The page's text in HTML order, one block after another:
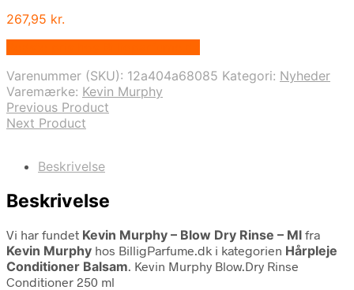
267,95 kr.
Varenummer (SKU): 12a404a68085 Kategori: Nyheder
Varemærke: Kevin Murphy
Previous Product
Next Product
Beskrivelse
Beskrivelse
Vi har fundet Kevin Murphy – Blow Dry Rinse – Ml fra
Kevin Murphy hos BilligParfume.dk i kategorien Hårpleje
Conditioner Balsam. Kevin Murphy Blow.Dry Rinse
Conditioner 250 ml